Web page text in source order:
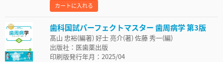
カートに入れる
歯科国試パーフェクトマスター 歯周病学 第3版
髙山 忠裕(編著) 好士 亮介(著) 佐藤 秀一(編)
出版社：医歯薬出版
印刷版発行年月：2025/04